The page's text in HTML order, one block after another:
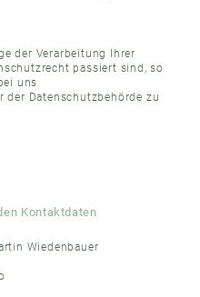
der Verarbeitung Ihrer
passiert sind, so
uns
der Datenschutzbehörde zu
Kontaktdaten
Wiedenbauer